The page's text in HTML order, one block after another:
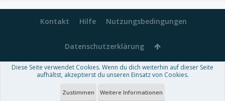
Kontakt Hilfe Nutzungsbedingungen
Datenschutzerklärung
Forum software by XenForo™-Deutsch von xenDach
Theme designed byThemeHouse
Diese Seite verwendet Cookies. Wenn du dich weiterhin auf dieser Seite
aufhältst, akzeptierst du unseren Einsatz von Cookies.
Zustimmen Weitere Informationen